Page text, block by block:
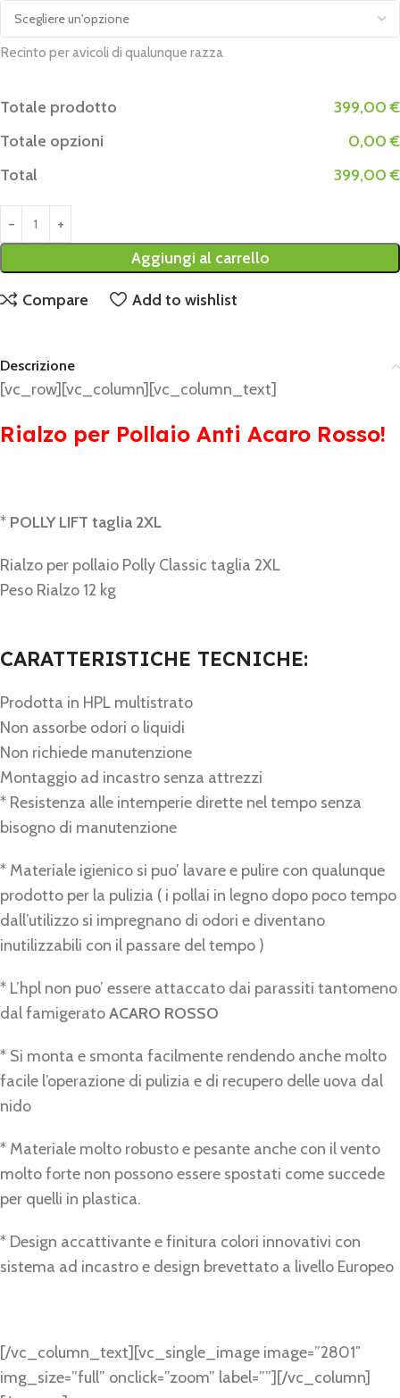
Recinto per avicoli di qualunque razza
Totale prodotto
399,00 €
Totale opzioni
0,00 €
Total
399,00 €
Aggiungi al carrello
Compare Add to wishlist
Descrizione
[vc_row][vc_column][vc_column_text]
Rialzo per Pollaio Anti Acaro Rosso!
* POLLY LIFT taglia 2XL
Rialzo per pollaio Polly Classic taglia 2XL
Peso Rialzo 12 kg
CARATTERISTICHE TECNICHE:
Prodotta in HPL multistrato
Non assorbe odori o liquidi
Non richiede manutenzione
Montaggio ad incastro senza attrezzi
* Resistenza alle intemperie dirette nel tempo senza
bisogno di manutenzione
* Materiale igienico si puo’ lavare e pulire con qualunque
prodotto per la pulizia ( i pollai in legno dopo poco tempo
dall’utilizzo si impregnano di odori e diventano
inutilizzabili con il passare del tempo )
* L’hpl non puo’ essere attaccato dai parassiti tantomeno
dal famigeratoACARO ROSSO
* Si monta e smonta facilmente rendendo anche molto
facile l’operazione di pulizia e di recupero delle uova dal
nido
* Materiale molto robusto e pesante anche con il vento
molto forte non possono essere spostati come succede
per quelli in plastica.
* Design accattivante e finitura colori innovativi con
sistema ad incastro e design brevettato a livello Europeo
[/vc_column_text][vc_single_image image=”2801″
img_size=”full” onclick=”zoom” label=””][/vc_column]